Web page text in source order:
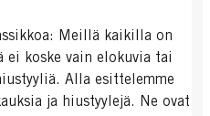
Meillä kaikilla on
ei koske vain elokuvia tai
Alla esittelemme
ja hiustyylejä. Ne ovat